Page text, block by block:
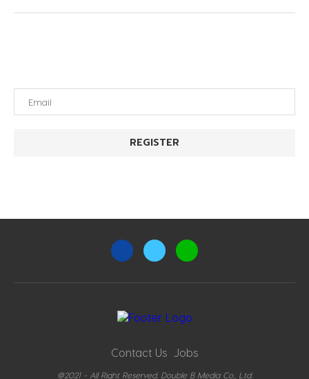
Contact Us Jobs
@2021 - All Right Reserved. Double B Media Co., Ltd.